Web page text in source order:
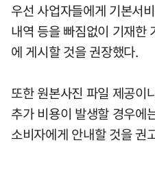
우선 사업자들에게 기본서
내역 등을 빠짐없이 기재한
에 게시할 것을 권장했다.
또한 원본사진 파일 제공이
추가 비용이 발생할 경우에
소비자에게 안내할 것을 권